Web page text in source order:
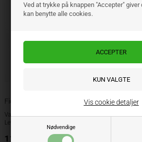
Ved at trykke på knappen "Accepter"
kan benytte alle cookies.
Nødvendige
Vis cookie detaljer
Fiona såskær 285 mm
Varenr.: 3137166
Lev. varenr.: 3.137.166
118,00 DKK ekskl. moms